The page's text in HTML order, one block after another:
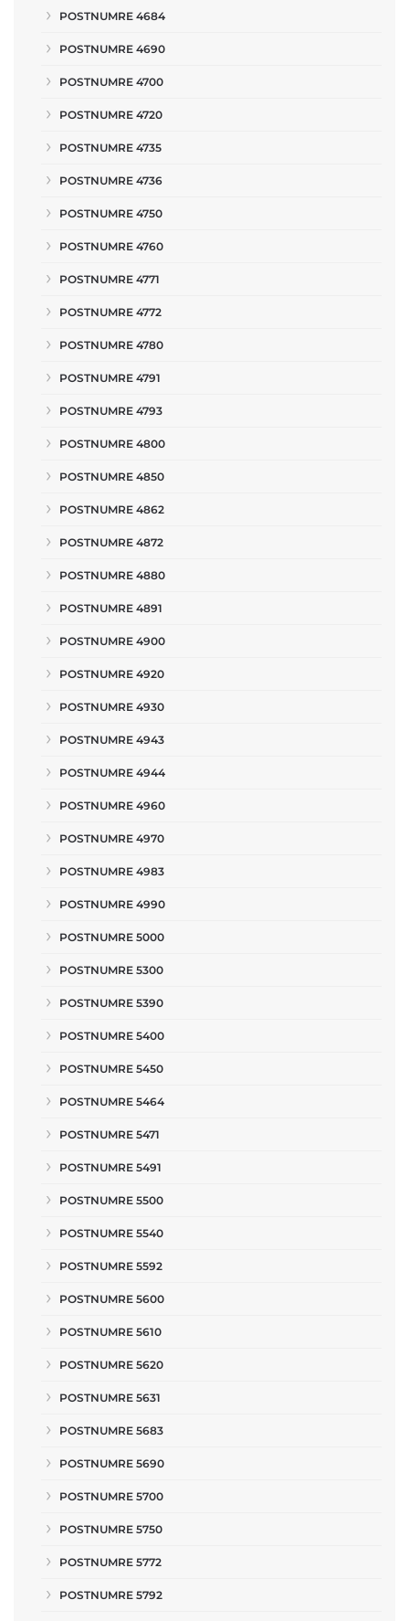
POSTNUMRE 4684
POSTNUMRE 4690
POSTNUMRE 4700
POSTNUMRE 4720
POSTNUMRE 4735
POSTNUMRE 4736
POSTNUMRE 4750
POSTNUMRE 4760
POSTNUMRE 4771
POSTNUMRE 4772
POSTNUMRE 4780
POSTNUMRE 4791
POSTNUMRE 4793
POSTNUMRE 4800
POSTNUMRE 4850
POSTNUMRE 4862
POSTNUMRE 4872
POSTNUMRE 4880
POSTNUMRE 4891
POSTNUMRE 4900
POSTNUMRE 4920
POSTNUMRE 4930
POSTNUMRE 4943
POSTNUMRE 4944
POSTNUMRE 4960
POSTNUMRE 4970
POSTNUMRE 4983
POSTNUMRE 4990
POSTNUMRE 5000
POSTNUMRE 5300
POSTNUMRE 5390
POSTNUMRE 5400
POSTNUMRE 5450
POSTNUMRE 5464
POSTNUMRE 5471
POSTNUMRE 5491
POSTNUMRE 5500
POSTNUMRE 5540
POSTNUMRE 5592
POSTNUMRE 5600
POSTNUMRE 5610
POSTNUMRE 5620
POSTNUMRE 5631
POSTNUMRE 5683
POSTNUMRE 5690
POSTNUMRE 5700
POSTNUMRE 5750
POSTNUMRE 5772
POSTNUMRE 5792